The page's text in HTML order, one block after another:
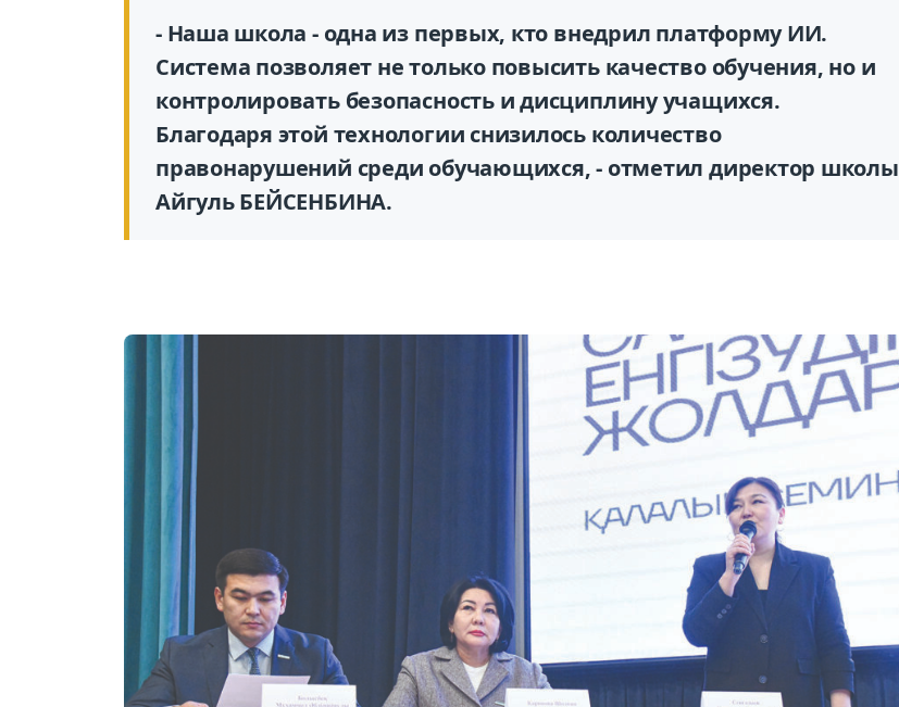
- Наша школа - одна из первых, кто внедрил платформу ИИ.
Система позволяет не только повысить качество обучения, но и
контролировать безопасность и дисциплину учащихся.
Благодаря этой технологии снизилось количество
правонарушений среди обучающихся, - отметил директор школы
Айгуль БЕЙСЕНБИНА.